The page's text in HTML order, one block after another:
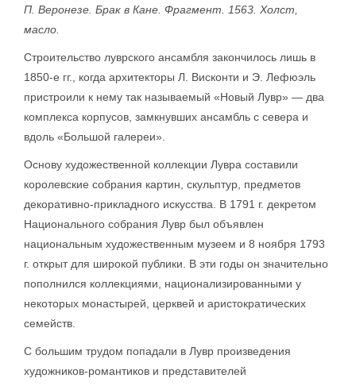
П. Веронезе. Брак в Кане. Фрагмент. 1563. Холст,
масло.
Строительство луврского ансамбля закончилось лишь в
1850-е гг., когда архитекторы Л. Висконти и Э. Лефюэль
пристроили к нему так называемый «Новый Лувр» — два
комплекса корпусов, замкнувших ансамбль с севера и
вдоль «Большой галереи».
Основу художественной коллекции Лувра составили
королевские собрания картин, скульптур, предметов
декоративно-прикладного искусства. В 1791 г. декретом
Национального собрания Лувр был объявлен
национальным художественным музеем и 8 ноября 1793
г. открыт для широкой публики. В эти годы он значительно
пополнился коллекциями, национализированными у
некоторых монастырей, церквей и аристократических
семейств.
С большим трудом попадали в Лувр произведения
художников-романтиков и представителей